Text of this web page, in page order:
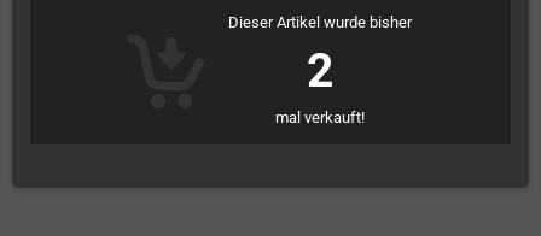
Dieser Artikel wurde bisher
2
mal verkauft!